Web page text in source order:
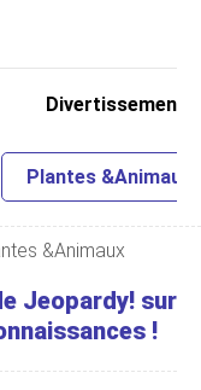
Divertissement
Plantes &Animaux
&Animaux
Jeopardy! sur
!